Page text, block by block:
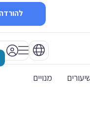
להורדה
מנויים